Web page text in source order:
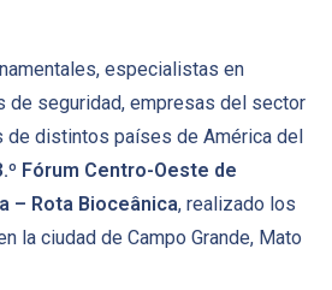
especialistas en
de seguridad, empresas del sector
de distintos países de América del
Fórum Centro-Oeste de
– Rota Bioceânica, realizado los
la ciudad de Campo Grande, Mato